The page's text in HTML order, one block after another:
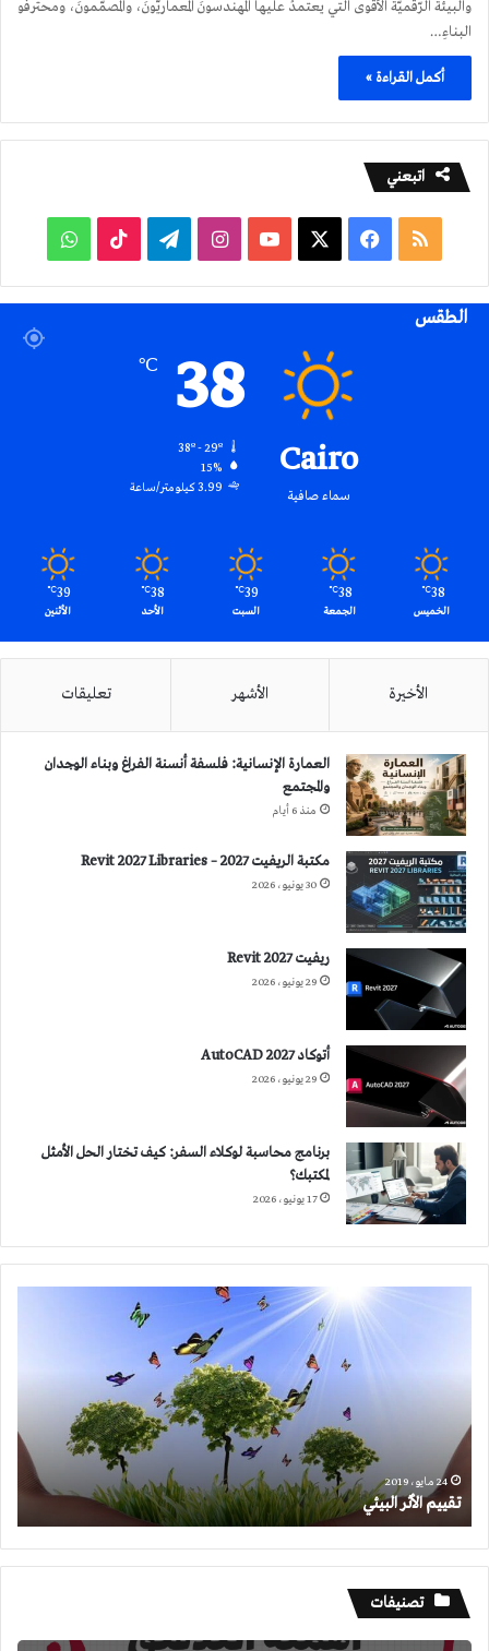
والبيئةَ الرّقميّةَ الأقوى الّتي يعتمدُ عليها المهندسونَ المعماريّونَ، والمصمّمونَ، ومحترفو
البناءِ…
أكمل القراءة »
اتبعني
ملخص
الموقع
فيسبوك ‫YouTubeانستقرامتيلقرام ‫TikTokواتساب
الطقس
Cairo
سماء صافية
38
℃
15%
3.99 كيلومتر/ساعة
38
℃
الخميس
38
℃
الجمعة
39
℃
السبت
38
℃
الأحد
39
℃
الأثنين
الأخيرة الأشهر تعليقات
العمارة الإنسانية: فلسفة أنسنة الفراغ وبناء الوجدان
والمجتمع
منذ 6 أيام
مكتبة الريفيت 2027 – Revit 2027 Libraries
30 يونيو، 2026
ريفيت 2027 Revit
29 يونيو، 2026
أتوكاد 2027 AutoCAD
29 يونيو، 2026
برنامج محاسبة لوكلاء السفر: كيف تختار الحل الأمثل
لمكتبك؟
17 يونيو، 2026
24 مايو، 2019
تقييم الأثر البيئي
تصنيفات